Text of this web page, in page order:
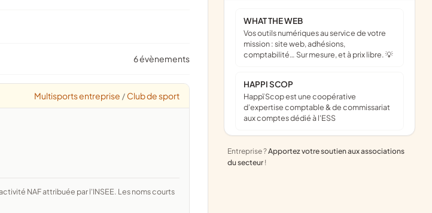
6 évènements
Multisports entreprise / Club de sport
WHAT THE WEB
Vos outils numériques au service de votre
mission : site web, adhésions,
comptabilité… Sur mesure, et à prix libre. 💡
HAPPI SCOP
Happï Scop est une coopérative
d’expertise comptable & de commissariat
aux comptes dédié à l'ESS
Entreprise ?Apportez votre soutien aux associations
du secteur !